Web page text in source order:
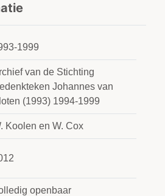
1999
van de Stichting
Johannes van
(1993) 1994-1999
Koolen en W. Cox
openbaar